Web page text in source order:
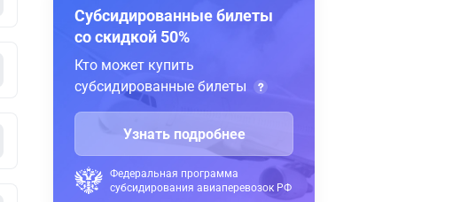
Субсидированные билеты
со скидкой 50%
Кто может купить
субсидированные билеты
Узнать подробнее
Федеральная программа
субсидирования авиаперевозок РФ